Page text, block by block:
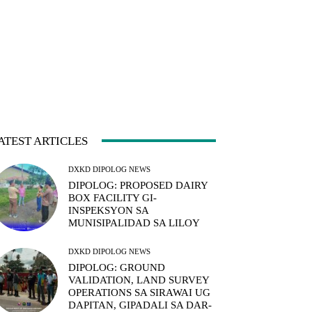
ARTICLES
DXKD DIPOLOG NEWS
DIPOLOG: PROPOSED DAIRY
BOX FACILITY GI-
INSPEKSYON SA
MUNISIPALIDAD SA LILOY
DXKD DIPOLOG NEWS
DIPOLOG: GROUND
VALIDATION, LAND SURVEY
OPERATIONS SA SIRAWAI UG
DAPITAN, GIPADALI SA DAR-